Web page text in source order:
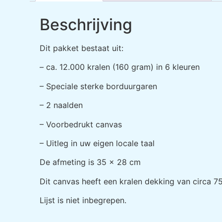
Beschrijving
Dit pakket bestaat uit:
– ca. 12.000 kralen (160 gram) in 6 kleuren
– Speciale sterke borduurgaren
– 2 naalden
– Voorbedrukt canvas
– Uitleg in uw eigen locale taal
De afmeting is 35 x 28 cm
Dit canvas heeft een kralen dekking van circa
Lijst is niet inbegrepen.